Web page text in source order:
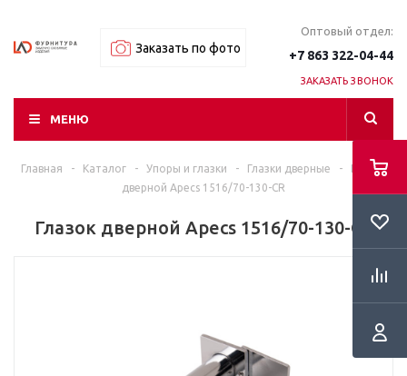
Заказать по фото
Оптовый отдел:
+7 863 322-04-44
ЗАКАЗАТЬ ЗВОНОК
МЕНЮ
Главная - Каталог - Упоры и глазки - Глазки дверные -
Глазок
дверной Apecs 1516/70-130-CR
Глазок дверной Apecs 1516/70-130-CR